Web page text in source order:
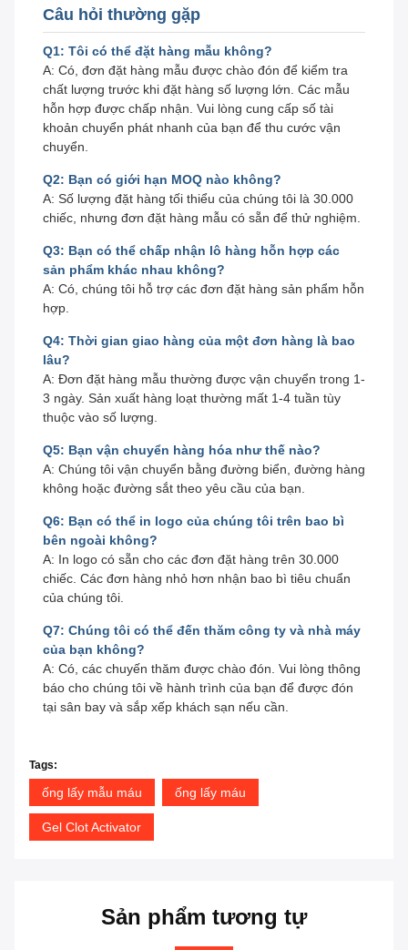
Câu hỏi thường gặp
Q1: Tôi có thể đặt hàng mẫu không?
A: Có, đơn đặt hàng mẫu được chào đón để kiểm tra
chất lượng trước khi đặt hàng số lượng lớn. Các mẫu
hỗn hợp được chấp nhận. Vui lòng cung cấp số tài
khoản chuyển phát nhanh của bạn để thu cước vận
chuyển.
Q2: Bạn có giới hạn MOQ nào không?
A: Số lượng đặt hàng tối thiểu của chúng tôi là 30.000
chiếc, nhưng đơn đặt hàng mẫu có sẵn để thử nghiệm.
Q3: Bạn có thể chấp nhận lô hàng hỗn hợp các
sản phẩm khác nhau không?
A: Có, chúng tôi hỗ trợ các đơn đặt hàng sản phẩm hỗn
hợp.
Q4: Thời gian giao hàng của một đơn hàng là bao
lâu?
A: Đơn đặt hàng mẫu thường được vận chuyển trong 1-
3 ngày. Sản xuất hàng loạt thường mất 1-4 tuần tùy
thuộc vào số lượng.
Q5: Bạn vận chuyển hàng hóa như thế nào?
A: Chúng tôi vận chuyển bằng đường biển, đường hàng
không hoặc đường sắt theo yêu cầu của bạn.
Q6: Bạn có thể in logo của chúng tôi trên bao bì
bên ngoài không?
A: In logo có sẵn cho các đơn đặt hàng trên 30.000
chiếc. Các đơn hàng nhỏ hơn nhận bao bì tiêu chuẩn
của chúng tôi.
Q7: Chúng tôi có thể đến thăm công ty và nhà máy
của bạn không?
A: Có, các chuyến thăm được chào đón. Vui lòng thông
báo cho chúng tôi về hành trình của bạn để được đón
tại sân bay và sắp xếp khách sạn nếu cần.
Tags:
ống lấy mẫu máu ống lấy máu
Gel Clot Activator
Sản phẩm tương tự